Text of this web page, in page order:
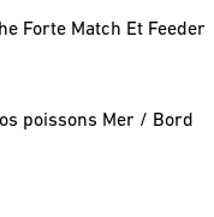
Forte Match Et Feeder
poissons Mer / Bord